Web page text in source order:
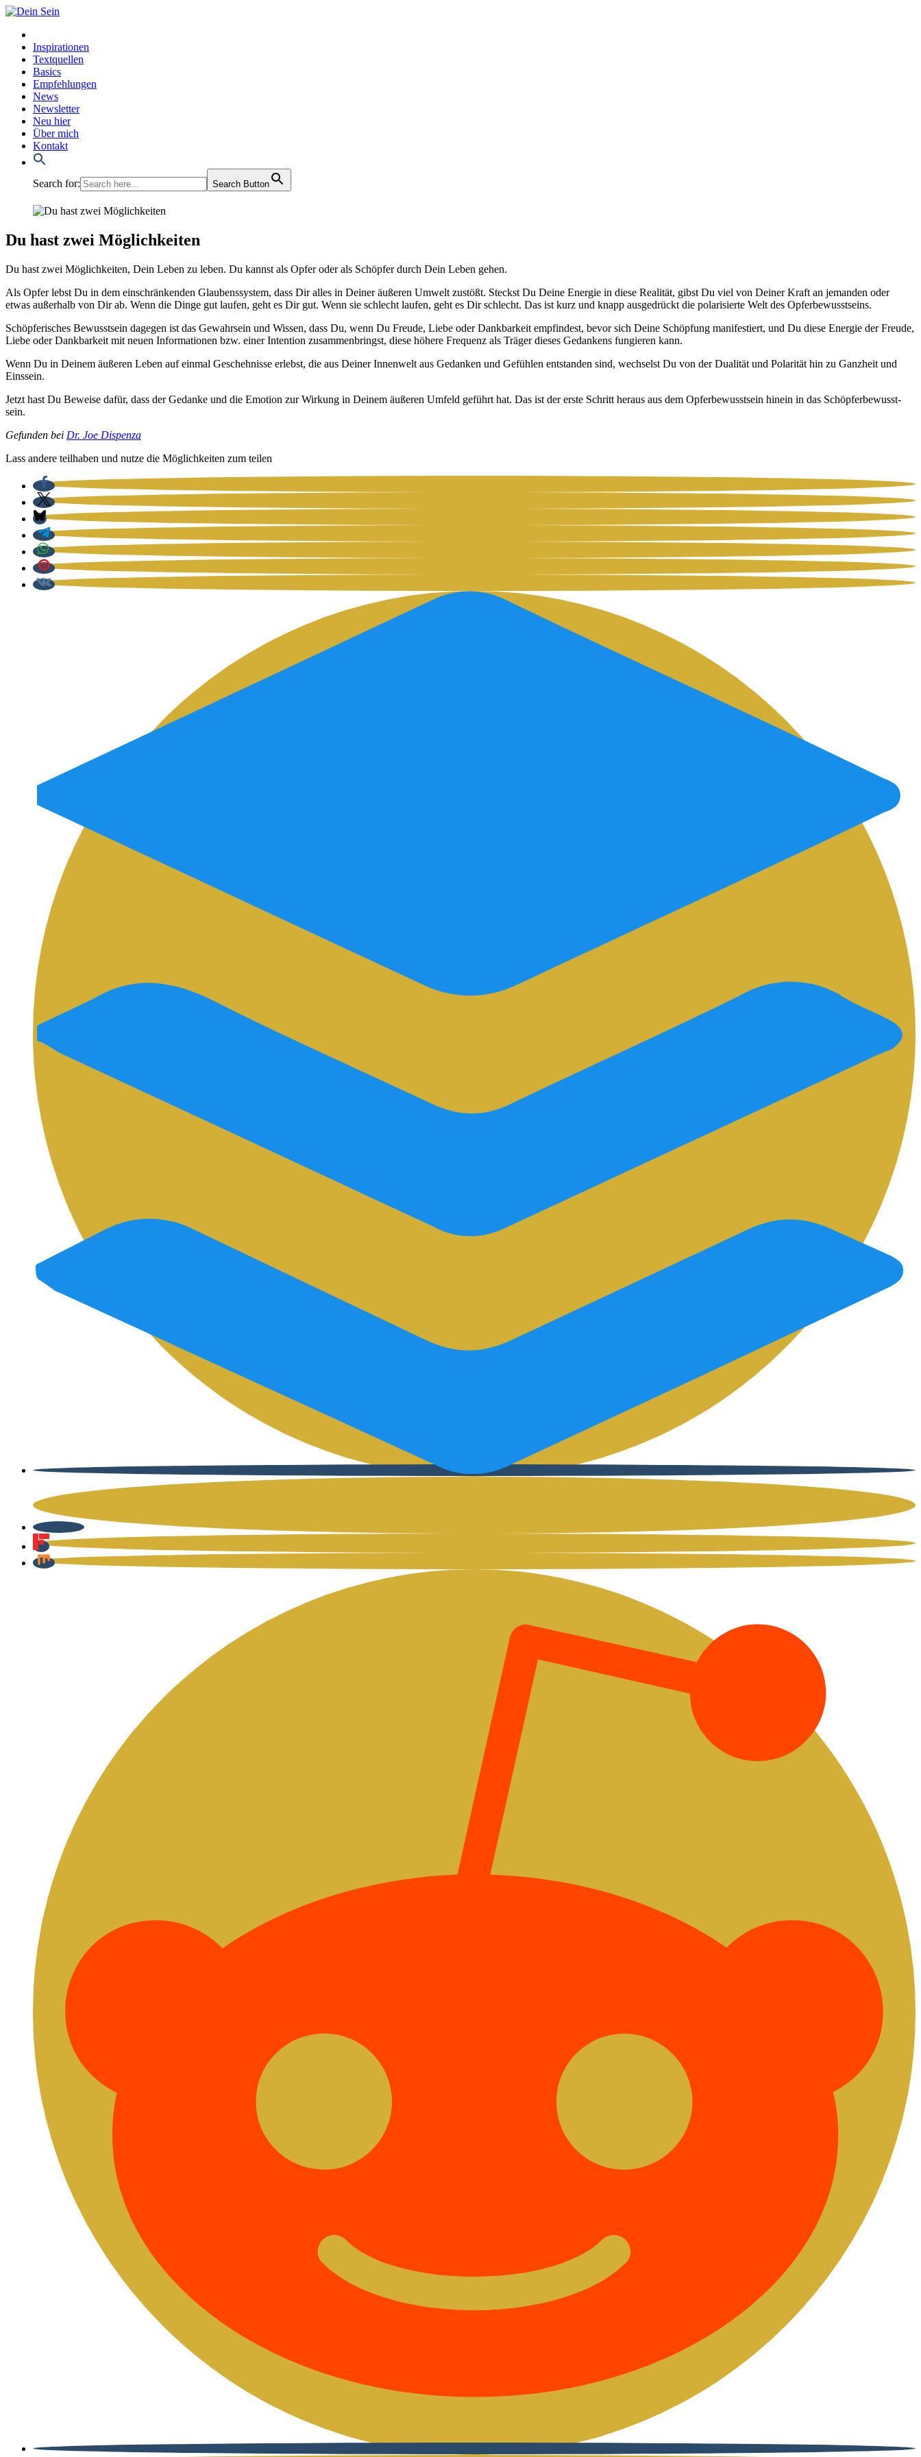
Inspirationen
Textquellen
Basics
Empfehlungen
News
Newsletter
Neu hier
Über mich
Kontakt
Search for: Search Button
Du hast zwei Möglichkeiten
Du hast zwei Mög­lich­kei­ten, Dein Leben zu leben. Du kannst als Opfer oder als Schöp­fer durch Dein Leben gehen.
Als Opfer lebst Du in dem ein­schrän­ken­den Glau­bens­sys­tem, dass Dir alles in Dei­ner äuße­ren Umwelt zustößt. Steckst Du Dei­ne Ener­gie in die­se Rea­li­tät, gibst Du viel von Dei­ner Kraft an jeman­den oder
etwas außer­halb von Dir ab. Wenn die Din­ge gut lau­fen, geht es Dir gut. Wenn sie schlecht lau­fen, geht es Dir schlecht. Das ist kurz und knapp aus­ge­drückt die pola­ri­sier­te Welt des Opfer­be­wusst­seins.
Schöp­fe­ri­sches Bewusst­sein dage­gen ist das Gewahr­sein und Wis­sen, dass Du, wenn Du Freu­de, Lie­be oder Dank­bar­keit emp­fin­dest, bevor sich Dei­ne Schöp­fung mani­fes­tiert, und Du die­se Ener­gie der Freu­de,
Lie­be oder Dank­bar­keit mit neu­en Infor­ma­tio­nen bzw. einer Inten­ti­on zusam­men­bringst, die­se höhe­re Fre­quenz als Trä­ger die­ses Gedan­kens fun­gie­ren kann.
Wenn Du in Dei­nem äuße­ren Leben auf ein­mal Gescheh­nis­se erlebst, die aus Dei­ner Innen­welt aus Gedan­ken und Gefüh­len ent­stan­den sind, wech­selst Du von der Dua­li­tät und Pola­ri­tät hin zu Ganz­heit und
Eins­sein.
Jetzt hast Du Bewei­se dafür, dass der Gedan­ke und die Emo­ti­on zur Wir­kung in Dei­nem äuße­ren Umfeld geführt hat. Das ist der ers­te Schritt her­aus aus dem Opfer­be­wusst­sein hin­ein in das Schöp­fer­be­wusst­
sein.
Gefun­den bei Dr. Joe Dis­pen­za
Lass ande­re teil­ha­ben und nut­ze die Mög­lich­kei­ten zum tei­len